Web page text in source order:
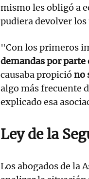
mismo les obligó a
pudiera devolver
"Con los primeros
demandas por parte
causaba propició no
algo más frecuente
explicado esa
Ley de la
Los abogados de la